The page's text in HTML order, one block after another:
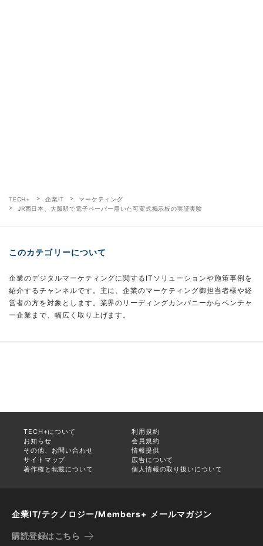
TECH+ 企業IT
マーケティング
JR西日本、大阪駅で電子ペーパー用いた可変式掲示板の実証実験
このカテゴリーについて
企業のデジタルマーケティングに関するITソリューションや施策事例を
紹介するチャンネルです。主に、企業のマーケティング御担当者様や経
営者の方を対象とします。業界のリーディングカンパニーからベンチャ
ー企業まで、幅広く取り上げます。
TECH+について
利用規約
お知らせ
会員規約
その他、お問い合わせ
情報提供
サイトマップ
広告について
著作権と転載について
個人情報の取り扱いについて
企業IT/テクノロジー/Members+ メールマガジン
購読登録はこちら